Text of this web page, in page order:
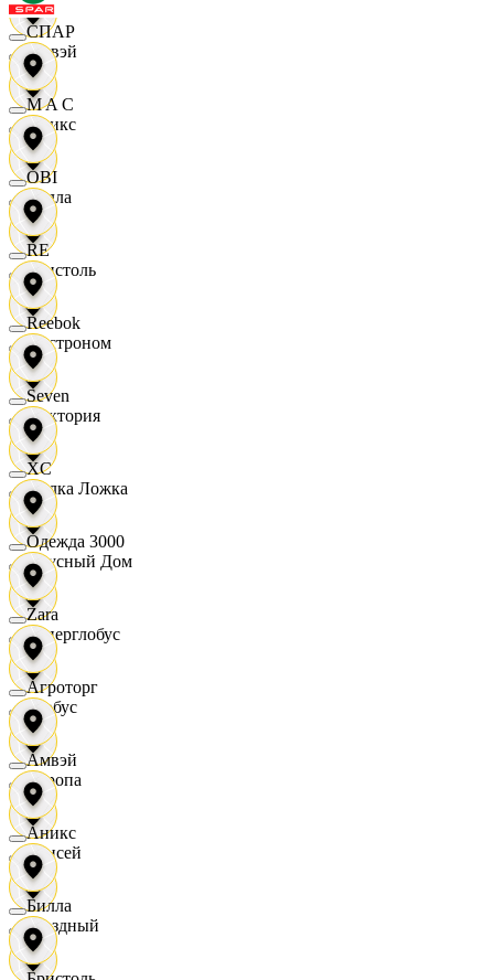
Амвэй
Аникс
Билла
Бристоль
Быстроном
Виктория
Вилка Ложка
Вкусный Дом
Гиперглобус
Глобус
Европа
Елисей
Звездный
СПАР
M A C
OBI
RE
Reebok
Seven
XC
Одежда 3000
Zara
Агроторг
Амвэй
Аникс
Билла